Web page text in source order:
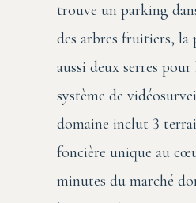
trouve un parking
des arbres fruitiers, la
aussi deux serres
système de
domaine inclut 3
foncière unique au
minutes du marché